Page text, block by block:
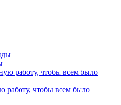
работу, чтобы всем было